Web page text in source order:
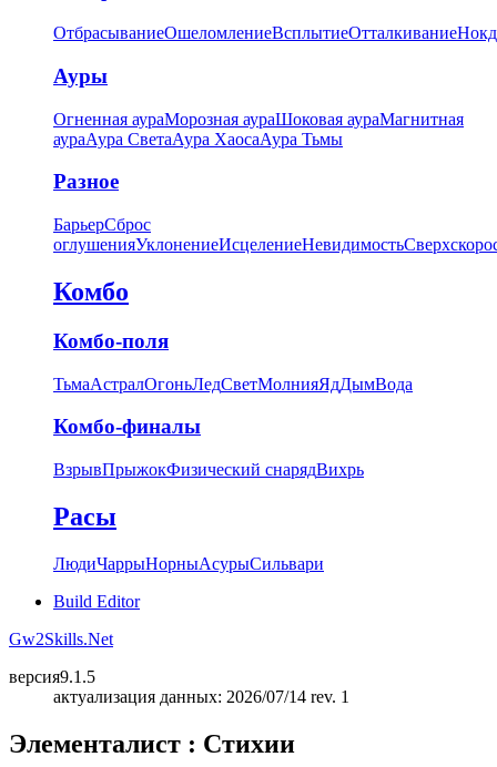
ОтбрасываниеОшеломлениеВсплытиеОтталкивание
Ауры
Огненная аураМорозная аураШоковая аураМагнитная
аураАура СветаАура ХаосаАура Тьмы
Разное
БарьерСброс
оглушенияУклонениеИсцелениеНевидимость
Комбо
Комбо-поля
ТьмаАстралОгоньЛедСветМолнияЯдДымВода
Комбо-финалы
ВзрывПрыжокФизический снарядВихрь
Расы
ЛюдиЧаррыНорныАсурыСильвари
Build Editor
Gw2Skills.Net
версия9.1.5
актуализация данных: 2026/07/14 rev. 1
Элементалист : Стихии